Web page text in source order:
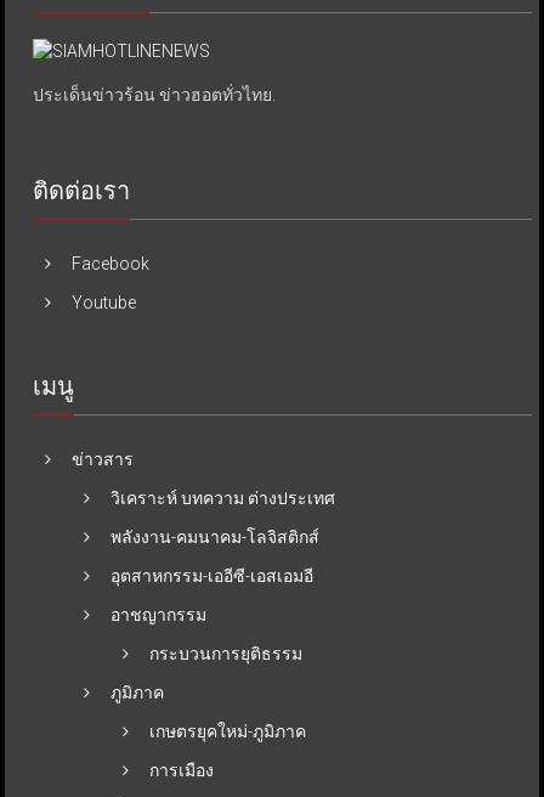
ประเด็นข่าวร้อน ข่าวฮอตทั่วไทย.
ติดต่อเรา
Facebook
Youtube
เมนู
ข่าวสาร
วิเคราะห์ บทความ ต่างประเทศ
พลังงาน-คมนาคม-โลจิสติกส์
อุตสาหกรรม-เออีซี-เอสเอมอี
อาชญากรรม
กระบวนการยุติธรรม
ภูมิภาค
เกษตรยุคใหม่-ภูมิภาค
การเมือง